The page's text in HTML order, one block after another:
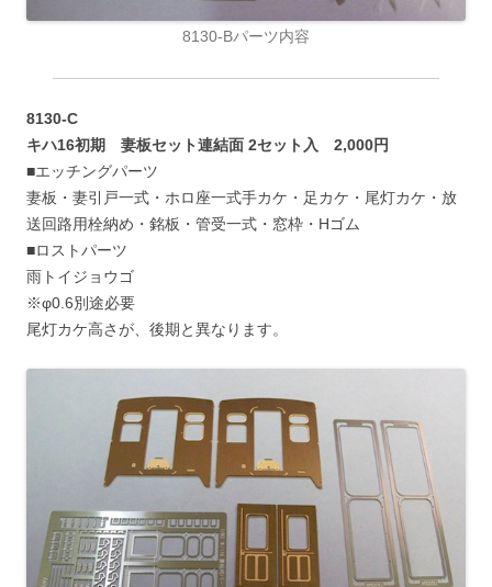
8130-Bパーツ内容
8130-C
キハ16初期 妻板セット連結面 2セット入 2,000円
■エッチングパーツ
妻板・妻引戸一式・ホロ座一式手カケ・足カケ・尾灯カケ・放
送回路用栓納め・銘板・管受一式・窓枠・Hゴム
■ロストパーツ
雨トイジョウゴ
※φ0.6別途必要
尾灯カケ高さが、後期と異なります。